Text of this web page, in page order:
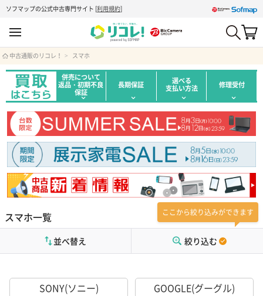
ソフマップの公式中古専門サイト [利用規約]
中古通販のリコレ！ スマホ
併売について
返品・初期不良
保証
長期保証 選べる
支払い方法 修理受付
スマホ一覧 ここから絞り込みができます
絞り込む
並べ替え
SONY(ソニー)
GOOGLE(グーグル)